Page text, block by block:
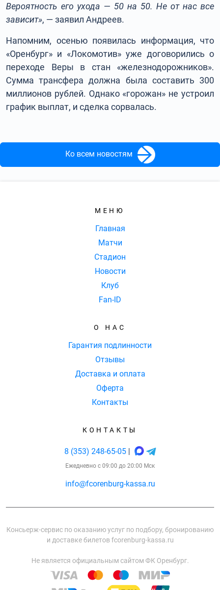
Вероятность его ухода — 50 на 50. Не от нас все
зависит», — заявил Андреев.
Напомним, осенью появилась информация, что
«Оренбург» и «Локомотив» уже договорились о
переходе Веры в стан «железнодорожников».
Сумма трансфера должна была составить 300
миллионов рублей. Однако «горожан» не устроил
график выплат, и сделка сорвалась.
Ко всем новостям
МЕНЮ
Главная
Матчи
Стадион
Новости
Клуб
Fan-ID
О НАС
Гарантия подлинности
Отзывы
Доставка и оплата
Оферта
Контакты
КОНТАКТЫ
8 (353) 248-65-05 |
Ежедневно с 09:00 до 20:00 Мск
info@fcorenburg-kassa.ru
Консьерж-сервис по оказанию услуг по подбору, бронированию
и доставке билетов fcorenburg-kassa.ru
Не является официальным сайтом ФК Оренбург.